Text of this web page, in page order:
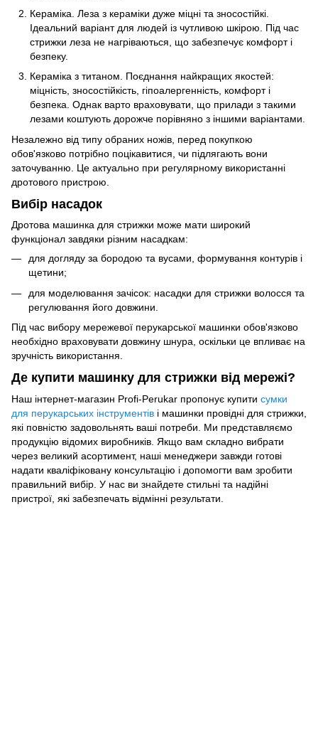
Кераміка. Леза з кераміки дуже міцні та зносостійкі.
Ідеальний варіант для людей із чутливою шкірою. Під час
стрижки леза не нагріваються, що забезпечує комфорт і
безпеку.
Кераміка з титаном. Поєднання найкращих якостей:
міцність, зносостійкість, гіпоалергенність, комфорт і
безпека. Однак варто враховувати, що прилади з такими
лезами коштують дорожче порівняно з іншими варіантами.
Незалежно від типу обраних ножів, перед покупкою
обов'язково потрібно поцікавитися, чи підлягають вони
заточуванню. Це актуально при регулярному використанні
дротового пристрою.
Вибір насадок
Дротова машинка для стрижки може мати широкий
функціонал завдяки різним насадкам:
для догляду за бородою та вусами, формування контурів і
щетини;
для моделювання зачісок: насадки для стрижки волосся та
регулювання його довжини.
Під час вибору мережевої перукарської машинки обов'язково
необхідно враховувати довжину шнура, оскільки це впливає на
зручність використання.
Де купити машинку для стрижки від мережі?
Наш інтернет-магазин Profi-Perukar пропонує купити сумки
для перукарських інструментів і машинки провідні для стрижки,
які повністю задовольнять ваші потреби. Ми представляємо
продукцію відомих виробників. Якщо вам складно вибрати
через великий асортимент, наші менеджери завжди готові
надати кваліфіковану консультацію і допомогти вам зробити
правильний вибір. У нас ви знайдете стильні та надійні
пристрої, які забезпечать відмінні результати.